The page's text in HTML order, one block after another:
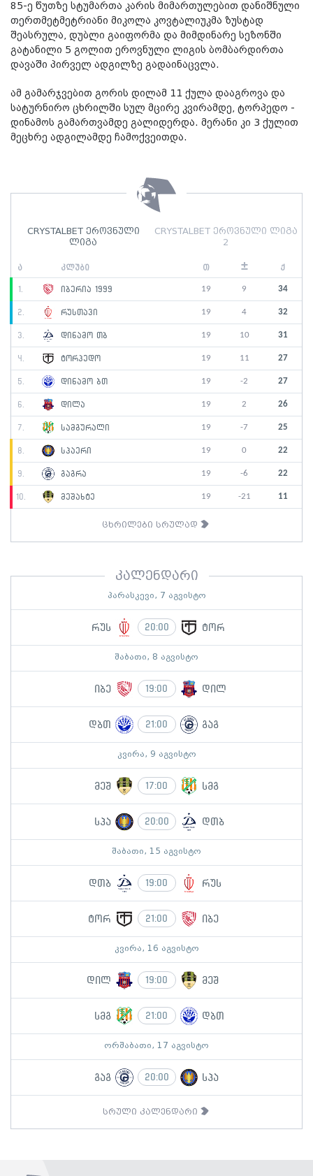
CRYSTALBET ეროვნული
ლიგა
CRYSTALBET ეროვნული ლიგა
2
ა კლუბი თ ± ქ
1. იბერია 1999 19 9 34
2. რუსთავი 19 4 32
3. დინამო თბ 19 10 31
4. ტორპედო 19 11 27
5. დინამო ბთ 19 -2 27
6. დილა 19 2 26
7. სამგურალი 19 -7 25
8. სპაერი 19 0 22
9. გაგრა 19 -6 22
10. მეშახტე 19 -21 11
ცხრილები სრულად
კალენდარი
პარასკევი, 7 აგვისტო
რუს 20:00 ტორ
შაბათი, 8 აგვისტო
იბე 19:00 დილ
დბთ 21:00 გაგ
კვირა, 9 აგვისტო
მეშ 17:00 სმგ
სპა 20:00 დთბ
შაბათი, 15 აგვისტო
დთბ 19:00 რუს
ტორ 21:00 იბე
კვირა, 16 აგვისტო
დილ 19:00 მეშ
სმგ 21:00 დბთ
ორშაბათი, 17 აგვისტო
გაგ 20:00 სპა
სრული კალენდარი
85-ე წუთზე სტუმართა კარის მიმართულებით დანიშნული
თერთმეტმეტრიანი მიკოლა კოვტალიუკმა ზუსტად
შეასრულა, დუბლი გაიფორმა და მიმდინარე სეზონში
გატანილი 5 გოლით ეროვნული ლიგის ბომბარდირთა
დავაში პირველ ადგილზე გადაინაცვლა.
ამ გამარჯვებით გორის დილამ 11 ქულა დააგროვა და
სატურნირო ცხრილში სულ მცირე კვირამდე, ტორპედო -
დინამოს გამართვამდე გალიდერდა. მერანი კი 3 ქულით
მეცხრე ადგილამდე ჩამოქვეითდა.